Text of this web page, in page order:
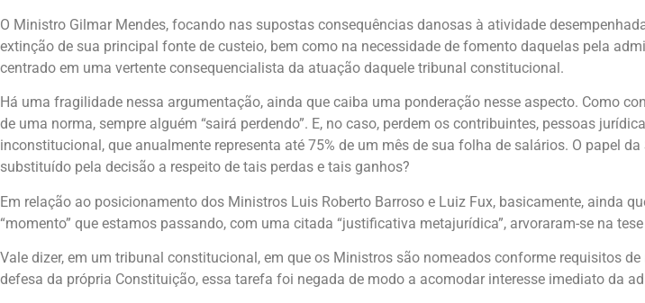
O Ministro Gilmar Mendes, focando nas supostas consequências danosas à atividade
extinção de sua principal fonte de custeio, bem como na necessidade de fomento daquelas pela
centrado em uma vertente consequencialista da atuação daquele tribunal constitucional.
Há uma fragilidade nessa argumentação, ainda que caiba uma ponderação nesse aspecto. Como
de uma norma, sempre alguém “sairá perdendo”. E, no caso, perdem os contribuintes, pessoas
inconstitucional, que anualmente representa até 75% de um mês de sua folha de salários. O papel
substituído pela decisão a respeito de tais perdas e tais ganhos?
Em relação ao posicionamento dos Ministros Luis Roberto Barroso e Luiz Fux, basicamente, ainda
“momento” que estamos passando, com uma citada “justificativa metajurídica”, arvoraram-se na
Vale dizer, em um tribunal constitucional, em que os Ministros são nomeados conforme requisitos
defesa da própria Constituição, essa tarefa foi negada de modo a acomodar interesse imediato da